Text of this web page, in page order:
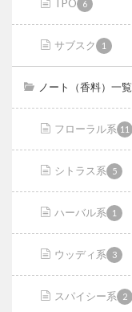
TPO 6
サブスク 1
ノート（香料）一覧
フローラル系 11
シトラス系 5
ハーバル系 1
ウッディ系 3
スパイシー系 2